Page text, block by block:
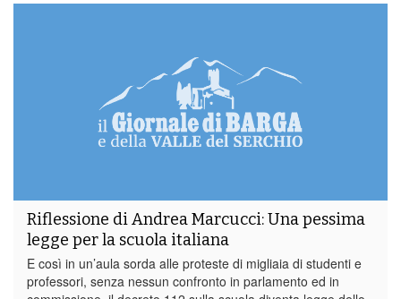
Riflessione di Andrea Marcucci: Una pessima
legge per la scuola italiana
E così in un’aula sorda alle proteste di migliaia di studenti e
professori, senza nessun confronto in parlamento ed in